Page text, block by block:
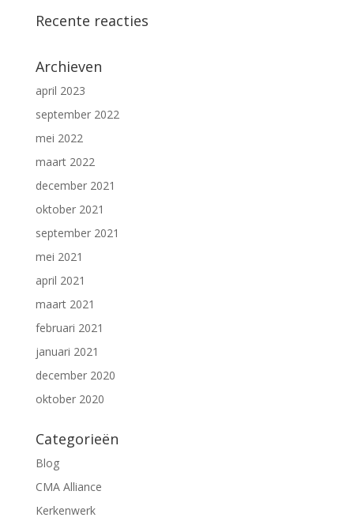
Recente reacties
Archieven
april 2023
september 2022
mei 2022
maart 2022
december 2021
oktober 2021
september 2021
mei 2021
april 2021
maart 2021
februari 2021
januari 2021
december 2020
oktober 2020
Categorieën
Blog
CMA Alliance
Kerkenwerk